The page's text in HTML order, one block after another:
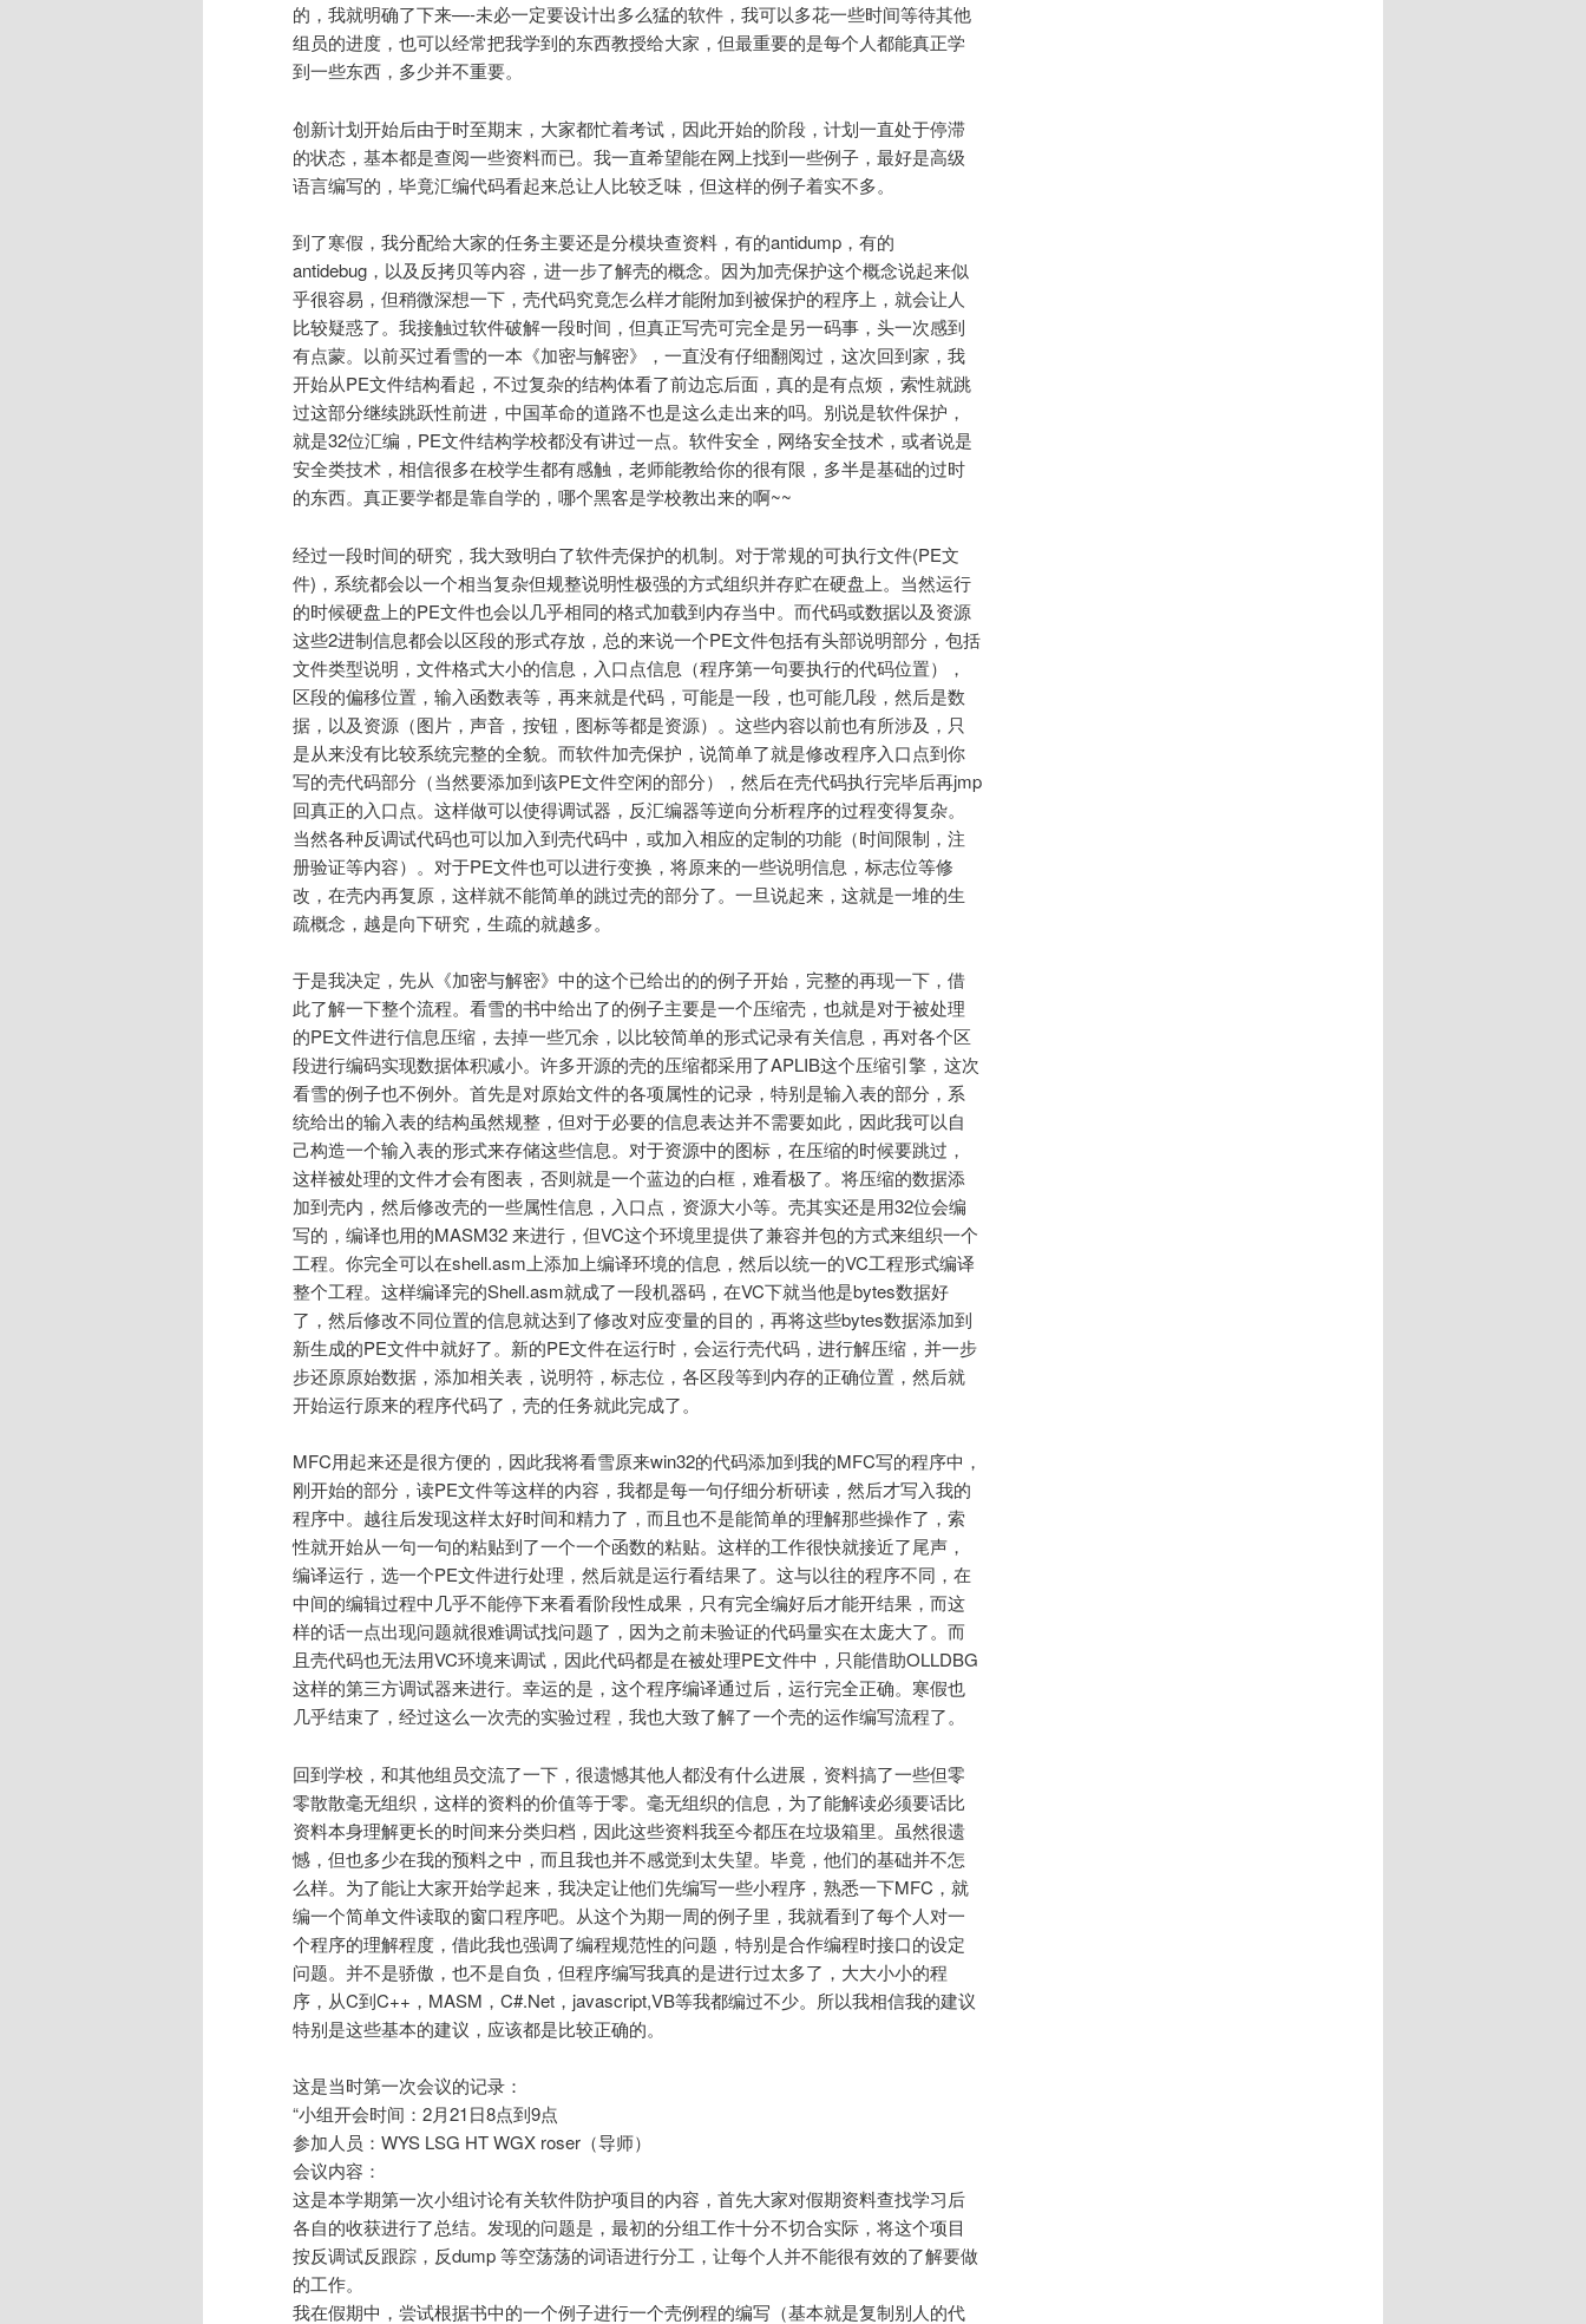
的，我就明确了下来—-未必一定要设计出多么猛的软件，我可以多花一些时间等待其他
组员的进度，也可以经常把我学到的东西教授给大家，但最重要的是每个人都能真正学
到一些东西，多少并不重要。
创新计划开始后由于时至期末，大家都忙着考试，因此开始的阶段，计划一直处于停滞
的状态，基本都是查阅一些资料而已。我一直希望能在网上找到一些例子，最好是高级
语言编写的，毕竟汇编代码看起来总让人比较乏味，但这样的例子着实不多。
到了寒假，我分配给大家的任务主要还是分模块查资料，有的antidump，有的
antidebug，以及反拷贝等内容，进一步了解壳的概念。因为加壳保护这个概念说起来似
乎很容易，但稍微深想一下，壳代码究竟怎么样才能附加到被保护的程序上，就会让人
比较疑惑了。我接触过软件破解一段时间，但真正写壳可完全是另一码事，头一次感到
有点蒙。以前买过看雪的一本《加密与解密》，一直没有仔细翻阅过，这次回到家，我
开始从PE文件结构看起，不过复杂的结构体看了前边忘后面，真的是有点烦，索性就跳
过这部分继续跳跃性前进，中国革命的道路不也是这么走出来的吗。别说是软件保护，
就是32位汇编，PE文件结构学校都没有讲过一点。软件安全，网络安全技术，或者说是
安全类技术，相信很多在校学生都有感触，老师能教给你的很有限，多半是基础的过时
的东西。真正要学都是靠自学的，哪个黑客是学校教出来的啊~~
经过一段时间的研究，我大致明白了软件壳保护的机制。对于常规的可执行文件(PE文
件)，系统都会以一个相当复杂但规整说明性极强的方式组织并存贮在硬盘上。当然运行
的时候硬盘上的PE文件也会以几乎相同的格式加载到内存当中。而代码或数据以及资源
这些2进制信息都会以区段的形式存放，总的来说一个PE文件包括有头部说明部分，包括
文件类型说明，文件格式大小的信息，入口点信息（程序第一句要执行的代码位置），
区段的偏移位置，输入函数表等，再来就是代码，可能是一段，也可能几段，然后是数
据，以及资源（图片，声音，按钮，图标等都是资源）。这些内容以前也有所涉及，只
是从来没有比较系统完整的全貌。而软件加壳保护，说简单了就是修改程序入口点到你
写的壳代码部分（当然要添加到该PE文件空闲的部分），然后在壳代码执行完毕后再jmp
回真正的入口点。这样做可以使得调试器，反汇编器等逆向分析程序的过程变得复杂。
当然各种反调试代码也可以加入到壳代码中，或加入相应的定制的功能（时间限制，注
册验证等内容）。对于PE文件也可以进行变换，将原来的一些说明信息，标志位等修
改，在壳内再复原，这样就不能简单的跳过壳的部分了。一旦说起来，这就是一堆的生
疏概念，越是向下研究，生疏的就越多。
于是我决定，先从《加密与解密》中的这个已给出的的例子开始，完整的再现一下，借
此了解一下整个流程。看雪的书中给出了的例子主要是一个压缩壳，也就是对于被处理
的PE文件进行信息压缩，去掉一些冗余，以比较简单的形式记录有关信息，再对各个区
段进行编码实现数据体积减小。许多开源的壳的压缩都采用了APLIB这个压缩引擎，这次
看雪的例子也不例外。首先是对原始文件的各项属性的记录，特别是输入表的部分，系
统给出的输入表的结构虽然规整，但对于必要的信息表达并不需要如此，因此我可以自
己构造一个输入表的形式来存储这些信息。对于资源中的图标，在压缩的时候要跳过，
这样被处理的文件才会有图表，否则就是一个蓝边的白框，难看极了。将压缩的数据添
加到壳内，然后修改壳的一些属性信息，入口点，资源大小等。壳其实还是用32位会编
写的，编译也用的MASM32 来进行，但VC这个环境里提供了兼容并包的方式来组织一个
工程。你完全可以在shell.asm上添加上编译环境的信息，然后以统一的VC工程形式编译
整个工程。这样编译完的Shell.asm就成了一段机器码，在VC下就当他是bytes数据好
了，然后修改不同位置的信息就达到了修改对应变量的目的，再将这些bytes数据添加到
新生成的PE文件中就好了。新的PE文件在运行时，会运行壳代码，进行解压缩，并一步
步还原原始数据，添加相关表，说明符，标志位，各区段等到内存的正确位置，然后就
开始运行原来的程序代码了，壳的任务就此完成了。
MFC用起来还是很方便的，因此我将看雪原来win32的代码添加到我的MFC写的程序中，
刚开始的部分，读PE文件等这样的内容，我都是每一句仔细分析研读，然后才写入我的
程序中。越往后发现这样太好时间和精力了，而且也不是能简单的理解那些操作了，索
性就开始从一句一句的粘贴到了一个一个函数的粘贴。这样的工作很快就接近了尾声，
编译运行，选一个PE文件进行处理，然后就是运行看结果了。这与以往的程序不同，在
中间的编辑过程中几乎不能停下来看看阶段性成果，只有完全编好后才能开结果，而这
样的话一点出现问题就很难调试找问题了，因为之前未验证的代码量实在太庞大了。而
且壳代码也无法用VC环境来调试，因此代码都是在被处理PE文件中，只能借助OLLDBG
这样的第三方调试器来进行。幸运的是，这个程序编译通过后，运行完全正确。寒假也
几乎结束了，经过这么一次壳的实验过程，我也大致了解了一个壳的运作编写流程了。
回到学校，和其他组员交流了一下，很遗憾其他人都没有什么进展，资料搞了一些但零
零散散毫无组织，这样的资料的价值等于零。毫无组织的信息，为了能解读必须要话比
资料本身理解更长的时间来分类归档，因此这些资料我至今都压在垃圾箱里。虽然很遗
憾，但也多少在我的预料之中，而且我也并不感觉到太失望。毕竟，他们的基础并不怎
么样。为了能让大家开始学起来，我决定让他们先编写一些小程序，熟悉一下MFC，就
编一个简单文件读取的窗口程序吧。从这个为期一周的例子里，我就看到了每个人对一
个程序的理解程度，借此我也强调了编程规范性的问题，特别是合作编程时接口的设定
问题。并不是骄傲，也不是自负，但程序编写我真的是进行过太多了，大大小小的程
序，从C到C++，MASM，C#.Net，javascript,VB等我都编过不少。所以我相信我的建议
特别是这些基本的建议，应该都是比较正确的。
这是当时第一次会议的记录：
“小组开会时间：2月21日8点到9点
参加人员：WYS LSG HT WGX roser（导师）
会议内容：
这是本学期第一次小组讨论有关软件防护项目的内容，首先大家对假期资料查找学习后
各自的收获进行了总结。发现的问题是，最初的分组工作十分不切合实际，将这个项目
按反调试反跟踪，反dump 等空荡荡的词语进行分工，让每个人并不能很有效的了解要做
的工作。
我在假期中，尝试根据书中的一个例子进行一个壳例程的编写（基本就是复制别人的代